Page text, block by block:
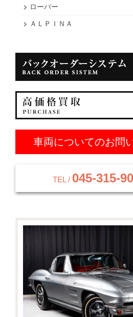
ローバー
ＡＬＰＩＮＡ
車両についてのお問
TEL / 045-315-